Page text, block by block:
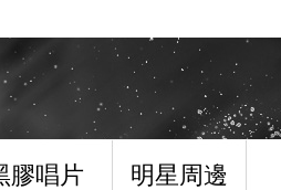
膠唱片 明星周邊